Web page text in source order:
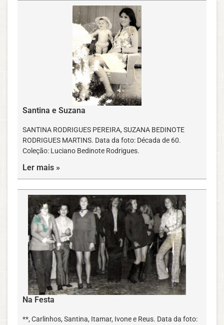
Santina e Suzana
SANTINA RODRIGUES PEREIRA, SUZANA BEDINOTE
RODRIGUES MARTINS. Data da foto: Década de 60.
Coleção: Luciano Bedinote Rodrigues.
Ler mais »
Na Festa
**, Carlinhos, Santina, Itamar, Ivone e Reus. Data da foto: